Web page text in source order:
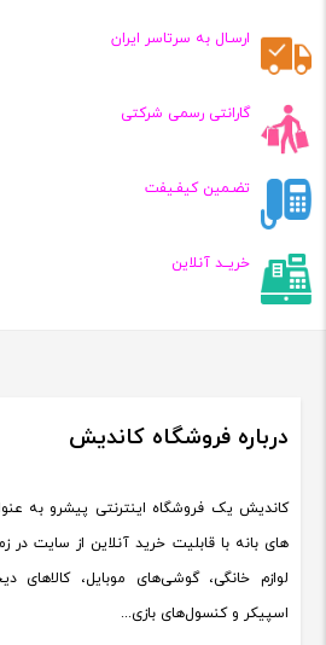
ارسـال به سرتاسر ایران
گارانتی رسمی شرکتی
تضـمین کیفـیفت
خریــد آنلاین
درباره فروشگاه کاندیش
کاندیش یک فروشگاه اینترنتی پیشرو به
های بانه با قابلیت خرید آنلاین از سایت در
لوازم خانگی، گوشی‌های موبایل، کالاهای
اسپیکر و کنسول‌های بازی...